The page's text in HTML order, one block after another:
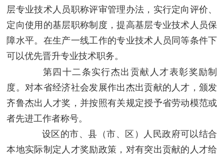
层专业技术人员职称评审管理办法，实行定向评价、
定向使用的基层职称制度，提高基层专业技术人员保
障水平。在生产一线工作的专业技术人员同等条件下
可以优先晋升专业技术职务。
第四十二条实行杰出贡献人才表彰奖励制
度。对本省经济社会发展作出杰出贡献的人才，颁发
齐鲁杰出人才奖，并按照有关规定授予省劳动模范或
者先进工作者称号。
设区的市、县（市、区）人民政府可以结合
本地实际制定人才奖励政策，对有突出贡献的人才给